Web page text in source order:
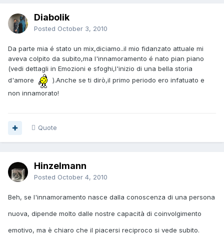
Diabolik
Posted October 3, 2010
Da parte mia é stato un mix,diciamo..il mio fidanzato attuale mi
aveva colpito da subito,ma l'innamoramento é nato pian piano
(vedi dettagli in Emozioni e sfoghi,l'inizio di una bella storia
d'amore
).Anche se ti dirò,il primo periodo ero infatuato e
non innamorato!
Quote
Hinzelmann
Posted October 4, 2010
Beh, se l'innamoramento nasce dalla conoscenza di una persona
nuova, dipende molto dalle nostre capacità di coinvolgimento
emotivo, ma è chiaro che il piacersi reciproco si vede subito.